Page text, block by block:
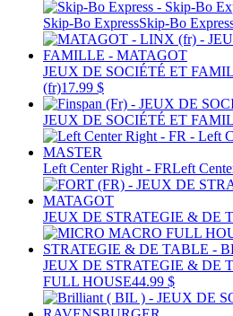
Skip-Bo ExpressSkip-Bo
JEUX DE SOCIÉTÉ ET
(fr)17.99 $
JEUX DE SOCIÉTÉ ET
Left Center Right - FRLeft
JEUX DE STRATEGIE & DE
JEUX DE STRATEGIE & DE
FULL HOUSE44.99 $